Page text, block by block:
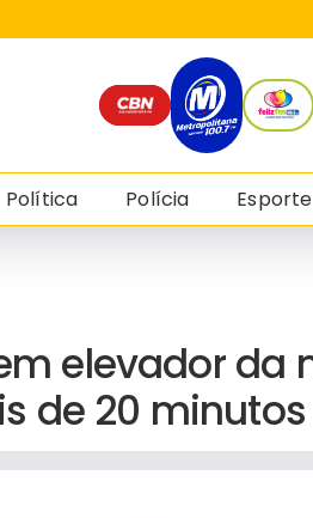
Política Polícia Esporte
elevador da
de 20 minutos